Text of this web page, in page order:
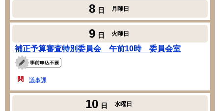
8 日 月曜日
9 日 火曜日
補正予算審査特別委員会 午前10時 委員会室
議事課
10 日 水曜日